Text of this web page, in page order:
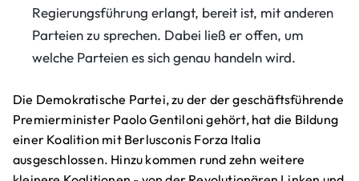
Regierungsführung erlangt, bereit ist, mit anderen
Parteien zu sprechen. Dabei ließ er offen, um
welche Parteien es sich genau handeln wird.
Die Demokratische Partei, zu der der geschäftsführende
Premierminister Paolo Gentiloni gehört, hat die Bildung
einer Koalition mit Berlusconis Forza Italia
ausgeschlossen. Hinzu kommen rund zehn weitere